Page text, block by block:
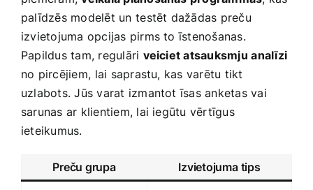
palīdzēs modelēt un ⁢testēt dažādas preču⁣
izvietojuma opcijas pirms ‍to īstenošanas.
Papildus tam, regulāri veiciet atsauksmju ⁣analīzi
no pircējiem, ⁣lai saprastu, kas varētu tikt
uzlabots. Jūs varat izmantot īsas anketas vai
sarunas ar klientiem, lai iegūtu vērtīgus
ieteikumus.
Preču grupa Izvietojuma tips